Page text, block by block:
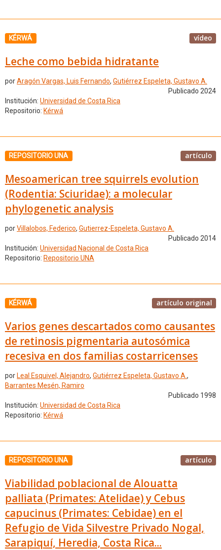
KÉRWÁ vídeo
Leche como bebida hidratante
porAragón Vargas, Luis Fernando, Gutiérrez Espeleta, Gustavo A.
Publicado 2024
Institución: Universidad de Costa Rica
Repositorio: Kérwá
REPOSITORIO UNA artículo
Mesoamerican tree squirrels evolution
(Rodentia: Sciuridae): a molecular
phylogenetic analysis
porVillalobos, Federico, Gutierrez-Espeleta, Gustavo A.
Publicado 2014
Institución: Universidad Nacional de Costa Rica
Repositorio: Repositorio UNA
KÉRWÁ artículo original
Varios genes descartados como causantes
de retinosis pigmentaria autosómica
recesiva en dos familias costarricenses
por Leal Esquivel, Alejandro, Gutiérrez Espeleta, Gustavo A.,
Barrantes Mesén, Ramiro
Publicado 1998
Institución: Universidad de Costa Rica
Repositorio: Kérwá
REPOSITORIO UNA artículo
Viabilidad poblacional de Alouatta
palliata (Primates: Atelidae) y Cebus
capucinus (Primates: Cebidae) en el
Refugio de Vida Silvestre Privado Nogal,
Sarapiquí, Heredia, Costa Rica...